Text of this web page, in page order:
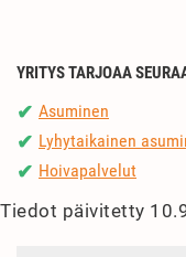
YRITYS TARJOAA
✔ Asuminen
✔ Lyhytaikainen
✔ Hoivapalvelut
Tiedot päivitetty